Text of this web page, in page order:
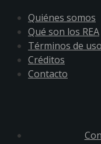
Quiénes somos
Qué son los REA
Términos de uso
Créditos
Contacto